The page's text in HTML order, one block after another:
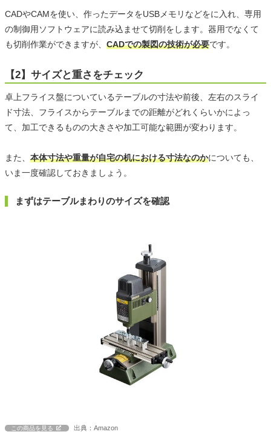
CADやCAMを使い、作ったデータをUSBメモリなどをに入れ、専用
の制御用ソフトウェアに読み込ませて切削をします。器用でなくて
も切削作業ができますが、 CADでの製図の技術が必要です。
【2】サイズと重さをチェック
卓上フライス盤についているテーブルの寸法や前後、左右のスライ
ド寸法、フライスからテーブルまでの距離がどれくらいかによっ
て、加工できるものの大きさや加工可能な範囲が変わります。
また、 本体寸法や重量が自宅の机における寸法なのかについても、
いま一度確認しておきましょう。
まずはテーブルまわりのサイズを確認
この商品を見る 出典：Amazon